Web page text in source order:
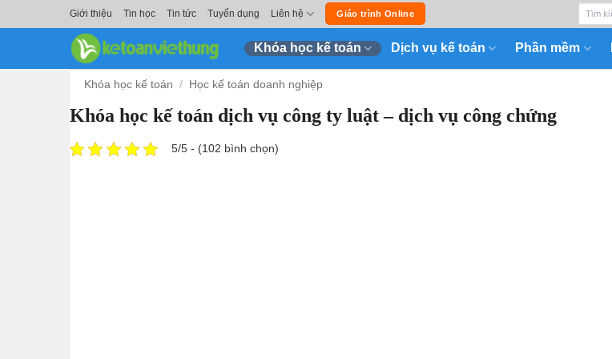
Giới thiệu Tin học Tin tức Tuyển dụng Liên hệ Giáo trình Online
Khóa học kế toán Dịch vụ kế toán Phần mềm
Khóa học kế toán / Học kế toán doanh nghiệp
Khóa học kế toán dịch vụ công ty luật – dịch vụ công chứng
5/5 - (102 bình chọn)